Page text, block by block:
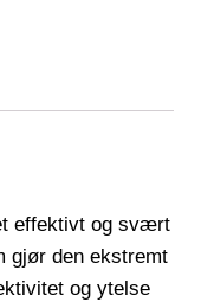
effektivt og svært
gjør den ekstremt
og ytelse